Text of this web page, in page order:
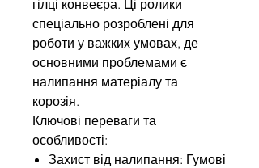
гілці конвеєра. Ці ролики
спеціально розроблені для
роботи у важких умовах, де
основними проблемами є
налипання матеріалу та
корозія.
Ключові переваги та
особливості:
Захист від налипання: Гумові